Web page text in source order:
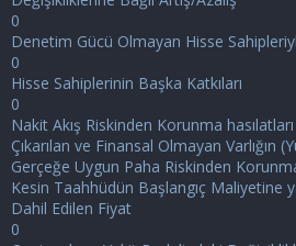
0
Denetim Gücü Olmayan Hisse
0
Hisse Sahiplerinin Başka Katkıları
0
Nakit Akış Riskinden Korunma
Çıkarılan ve Finansal Olmayan Varlığın
Gerçeğe Uygun Paha Riskinden
Kesin Taahhüdün Başlangıç Maliyetine
Dahil Edilen Fiyat
0